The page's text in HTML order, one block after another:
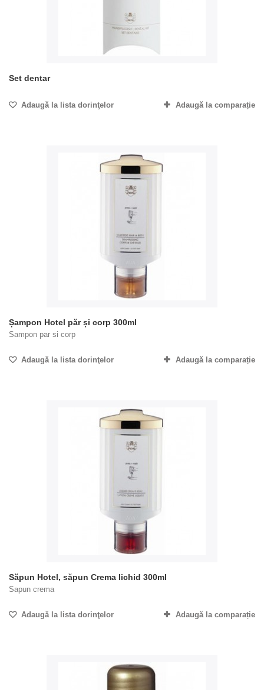
Set dentar
Adaugă la lista dorinţelor Adaugă la comparație
Șampon Hotel păr și corp 300ml
Sampon par si corp
Adaugă la lista dorinţelor Adaugă la comparație
Săpun Hotel, săpun Crema lichid 300ml
Sapun crema
Adaugă la lista dorinţelor Adaugă la comparație